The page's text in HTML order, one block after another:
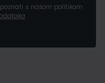
s našom politikom